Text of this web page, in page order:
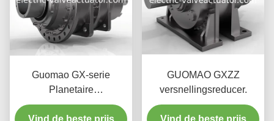
Guomao GX-serie
Planetaire
versnellingsreducer.
GUOMAO GXZZ
versnellingsreducer.